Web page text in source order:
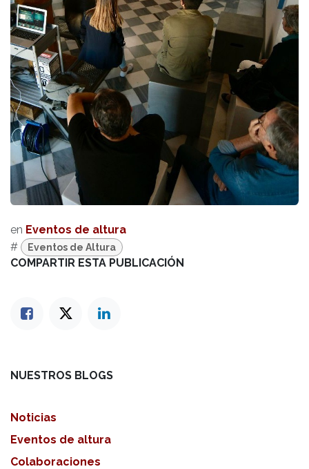
en Eventos de altura
#
Eventos de Altura
COMPARTIR ESTA PUBLICACIÓN
NUESTROS BLOGS
Noticias
Eventos de altura
Colaboraciones